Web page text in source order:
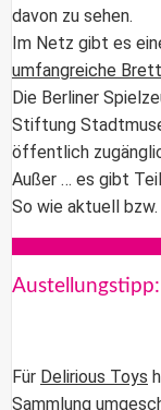
davon zu sehen.
Im Netz gibt es
umfangreiche
Die Berliner
Stiftung
öffentlich
Außer … es gibt
So wie aktuell bzw.
Für Delirious Toys
Sammlung